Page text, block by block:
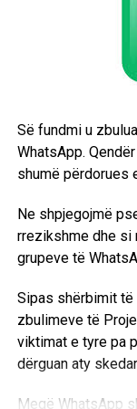
mbi vendimet e
Oksfordit
qëllime ushtarake,
serioz.
përdorimin e
ushtarake dhe
private. /BBC/
Së fundmi u
WhatsApp.
shumë përdorues
Ne shpjegojmë
rrezikshme dhe si
grupeve të
Sipas shërbimit
zbulimeve të
viktimat e tyre pa
dërguan aty
Meqë WhatsApp